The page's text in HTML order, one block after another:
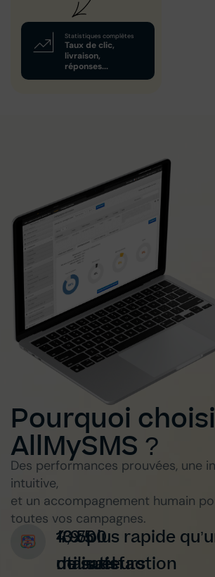
Statistiques complètes
Taux de clic,
livraison,
réponses...
Pourquoi
AllMySMS ?
Des performances prouvées, une
intuitive,
et un accompagnement humain
toutes vos campagnes.
13 500
utilisateurs
4,9/5
de satisfaction
10x plus rapide
manuel